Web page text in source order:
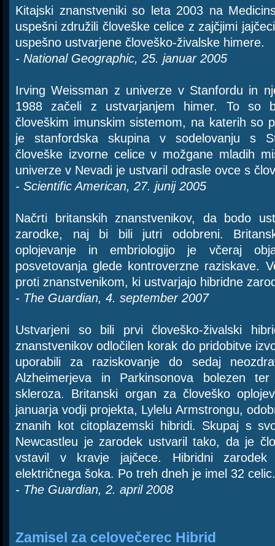
Kitajski znanstveniki so leta 2003 na
uspešni združili človeške celice z zajčjimi
uspešno ustvarjene človeško-živalske himere.
- National Geographic, 25. januar 2005
Irving Weissman z univerze v Stanfordu in
1988 začeli z ustvarjanjem himer. To so
človeškim imunskim sistemom, na katerih so
je stanfordska skupina v sodelovanju s
človeške izvorne celice v možgane mladih
univerze v Nevadi je ustvaril odrasle ovce s
- Scientific American, 27. junij 2005
Načrti britanskih znanstvenikov, da bodo
zarodke, naj bi bili jutri odobreni.
oplojevanje in embriologijo je včeraj
posvetovanja glede kontroverzne raziskave.
proti znanstvenikom, ki ustvarjajo hibridne
- The Guardian, 4. september 2007
Ustvarjeni so bili prvi človeško-živalski
znanstvenikov odločilen korak do pridobitve
uporabili za raziskovanje do sedaj
Alzheimerjeva in Parkinsonova bolezen
skleroza. Britanski organ za človeško
januarja vodji projekta, Lylelu Armstrongu,
znanih kot citoplazemski hibridi. Skupaj s
Newcastleu je zarodek ustvaril tako, da je
vstavil v kravje jajčece. Hibridni
električnega šoka. Po treh dneh je imel 32 celic.
- The Guardian, 2. april 2008
Zamisel za celovečerec Hibrid